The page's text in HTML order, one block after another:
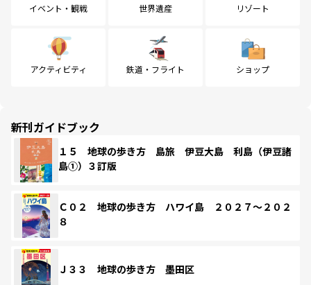
イベント・観戦 世界遺産 リゾート
アクティビティ 鉄道・フライト ショップ
新刊ガイドブック
１５ 地球の歩き方 島旅 伊豆大島 利島（伊豆諸
島①）３訂版
Ｃ０２ 地球の歩き方 ハワイ島 ２０２７～２０２
８
Ｊ３３ 地球の歩き方 墨田区